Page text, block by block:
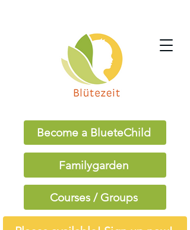
Become a BlueteChild
Familygarden
Courses / Groups